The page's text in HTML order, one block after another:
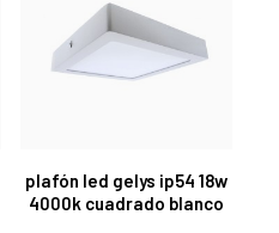
plafón led gelys ip54 18w
4000k cuadrado blanco